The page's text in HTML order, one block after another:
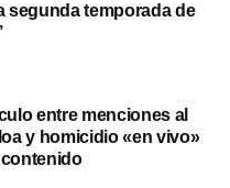
segunda temporada de
entre menciones al
y homicidio «en vivo»